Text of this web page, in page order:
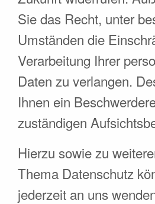
Sie das Recht, unter
Umständen die
Verarbeitung Ihrer
Daten zu verlangen.
Ihnen ein
zuständigen
Hierzu sowie zu
Thema Datenschutz
jederzeit an uns